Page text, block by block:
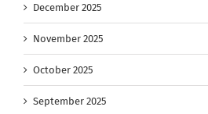
December 2025
November 2025
October 2025
September 2025